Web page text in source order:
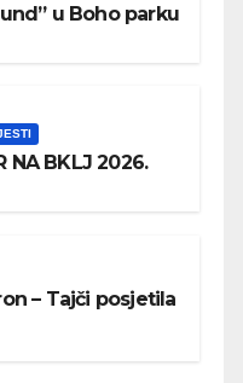
u Boho parku
NA BKLJ 2026.
– Tajči posjetila